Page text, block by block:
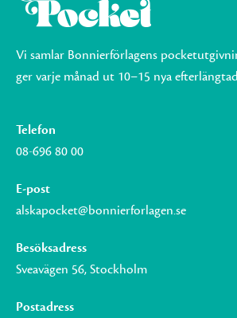
Vi samlar Bonnierförlagens
ger varje månad ut 10–15 nya
Telefon
08-696 80 00
E-post
alskapocket@bonnierforlagen.se
Besöksadress
Sveavägen 56, Stockholm
Postadress